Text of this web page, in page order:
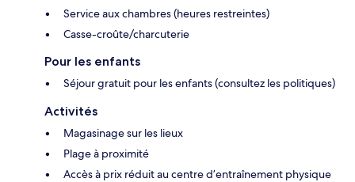
Service aux chambres (heures restreintes)
Casse-croûte/charcuterie
Pour les enfants
Séjour gratuit pour les enfants (consultez les politiques)
Activités
Magasinage sur les lieux
Plage à proximité
Accès à prix réduit au centre d’entraînement physique